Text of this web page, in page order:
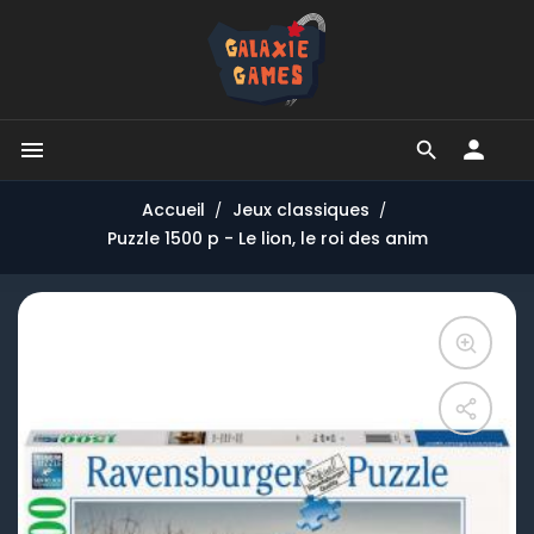


Accueil
Jeux classiques
Puzzle 1500 p - Le lion, le roi des anim